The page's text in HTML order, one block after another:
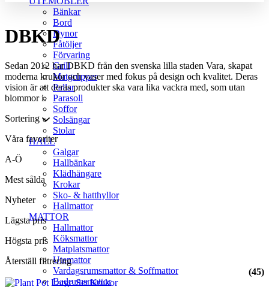
Bänkar
Bord
Dynor
Fåtöljer
Förvaring
Grill
Matgrupper
Pallar
Parasoll
Soffor
Solsängar
Stolar
HALL
Galgar
Hallbänkar
Klädhängare
Krokar
Sko- & hatthyllor
Hallmattor
MATTOR
Hallmattor
Köksmattor
Matplatsmattor
Utemattor
Vardagsrumsmattor & Soffmattor
Badrumsmattor
DBKD
Sedan 2012 har DBKD från den svenska lilla staden Vara, skapat
moderna krukor och vaser med fokus på design och kvalitet. Deras
vision är att deras produkter ska vara lika vackra med, som utan
blommor i.
Sortering
Våra favoriter
A-Ö
Mest sålda
Nyheter
Lägsta pris
Högsta pris
Återställ filtrering
(45)